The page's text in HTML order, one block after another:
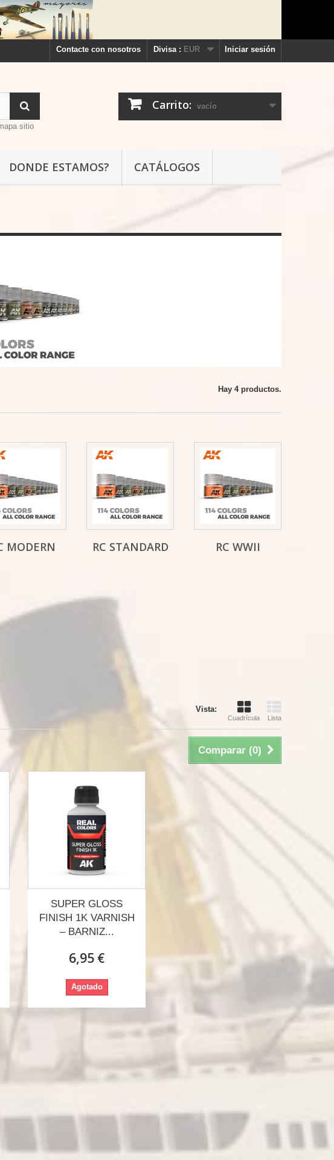
Iniciar sesión
Divisa : EUR
Contacte con nosotros
Carrito: vacío
sitio
DONDE ESTAMOS? CATÁLOGOS
Hay 4 productos.
MODERN RC STANDARD RC WWII
Vista:
Cuadrícula Lista
Comparar (0)
SUPER GLOSS
FINISH 1K VARNISH
– BARNIZ...
6,95 €
Agotado